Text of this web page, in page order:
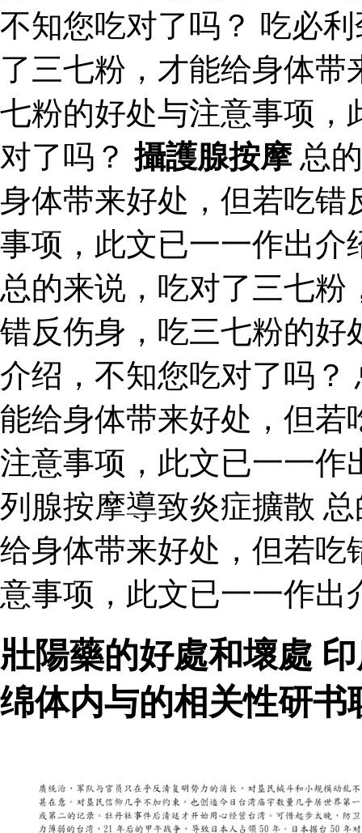
不知您吃对了吗？ 吃必
了三七粉，才能给身体
七粉的好处与注意事项，
对了吗？攝護腺按摩总
身体带来好处，但若吃错
事项，此文已一一作出
总的来说，吃对了三七粉
错反伤身，吃三七粉的好
介绍，不知您吃对了吗？
能给身体带来好处，但若
注意事项，此文已一一作
列腺按摩導致炎症擴散
给身体带来好处，但若吃
意事项，此文已一一作出
壯陽藥的好處和壞處
绵体内与的相关性研书